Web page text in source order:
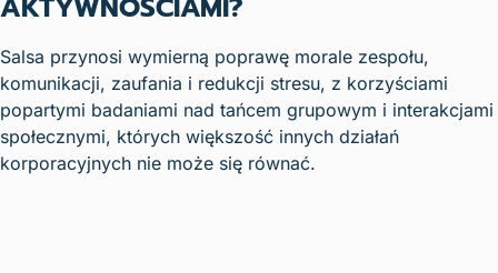
Salsa przynosi wymierną poprawę morale zespołu,
komunikacji, zaufania i redukcji stresu, z korzyściami
popartymi badaniami nad tańcem grupowym i interakcjami
społecznymi, których większość innych działań
korporacyjnych nie może się równać.